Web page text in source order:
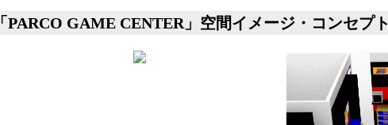
「PARCO GAME CENTER」空間イメージ・コンセプト